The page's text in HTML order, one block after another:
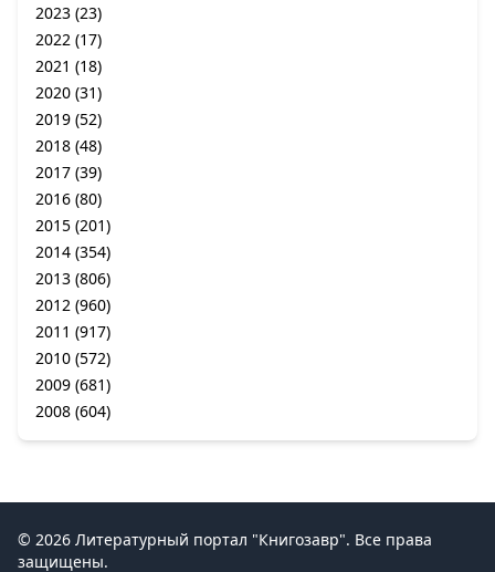
2023 (23)
2022 (17)
2021 (18)
2020 (31)
2019 (52)
2018 (48)
2017 (39)
2016 (80)
2015 (201)
2014 (354)
2013 (806)
2012 (960)
2011 (917)
2010 (572)
2009 (681)
2008 (604)
© 2026 Литературный портал "Книгозавр". Все права
защищены.